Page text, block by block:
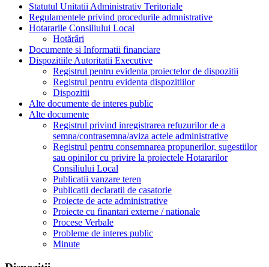
Statutul Unitatii Administrativ Teritoriale
Regulamentele privind procedurile admnistrative
Hotararile Consiliului Local
Hotărâri
Documente si Informatii financiare
Dispozitiile Autoritatii Executive
Registrul pentru evidenta proiectelor de dispozitii
Registrul pentru evidenta dispozitiilor
Dispozitii
Alte documente de interes public
Alte documente
Registrul privind inregistrarea refuzurilor de a
semna/contrasemna/aviza actele administrative
Registrul pentru consemnarea propunerilor, sugestiilor
sau opinilor cu privire la proiectele Hotararilor
Consiliului Local
Publicatii vanzare teren
Publicatii declaratii de casatorie
Proiecte de acte administrative
Proiecte cu finantari externe / nationale
Procese Verbale
Probleme de interes public
Minute